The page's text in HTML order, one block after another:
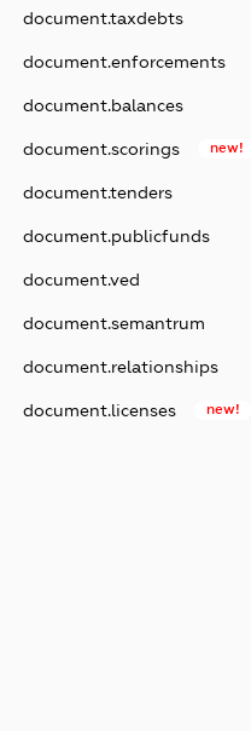
document.taxdebts
document.enforcements
document.balances
document.scorings new!
document.tenders
document.publicfunds
document.ved
document.semantrum
document.relationships
document.licenses new!